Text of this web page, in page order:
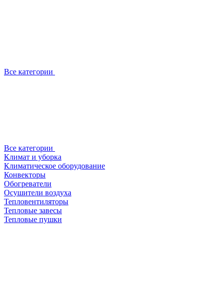
Все категории
Все категории
Климат и уборка
Климатическое оборудование
Конвекторы
Обогреватели
Осушители воздуха
Тепловентиляторы
Тепловые завесы
Тепловые пушки